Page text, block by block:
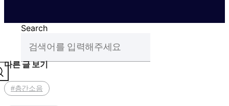
Search
다른 글 보기
#층간소음